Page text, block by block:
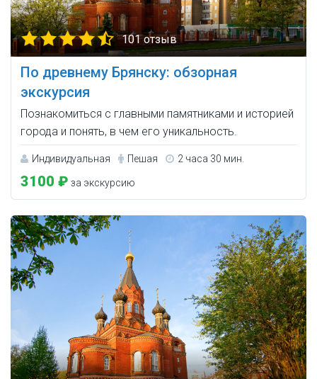
101 отзыв
По древнему Брянску: обзорная
экскурсия
Познакомиться с главными памятниками и историей
города и понять, в чем его уникальность.
Индивидуальная Пешая 2 часа 30 мин.
3100 ₽ за экскурсию